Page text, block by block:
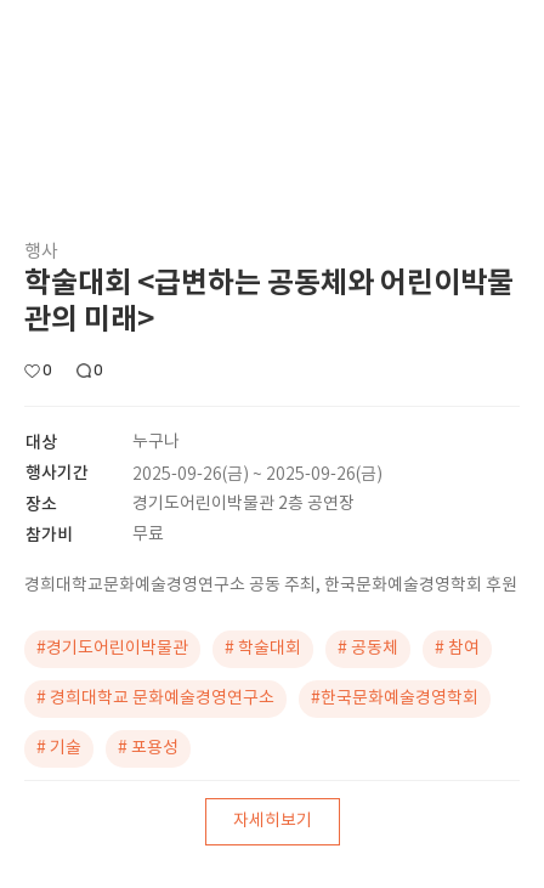
행사
학술대회 <급변하는 공동체와 어린이박물
관의 미래>
0 0
대상 누구나
행사기간 2025-09-26(금) ~ 2025-09-26(금)
장소 경기도어린이박물관 2층 공연장
참가비 무료
경희대학교문화예술경영연구소 공동 주최, 한국문화예술경영학회 후원
#경기도어린이박물관 # 학술대회 # 공동체 # 참여
# 경희대학교 문화예술경영연구소 #한국문화예술경영학회
# 기술 # 포용성
자세히보기